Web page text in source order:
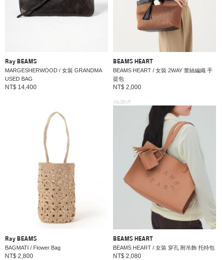
Ray BEAMS
MARGESHERWOOD / 女裝 GRANDMA
USED BAG
NT$ 14,400
BEAMS HEART
BEAMS HEART / 女裝 2WAY 蕾絲編織 手
提包
NT$ 2,000
Ray BEAMS
BAGMATI / Flower Bag
NT$ 2,800
SOLDOUT
BEAMS HEART
BEAMS HEART / 女裝 穿孔 附吊飾 托特包
NT$ 2,080